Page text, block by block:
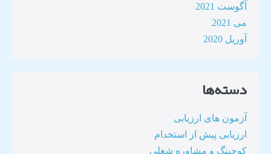
آگوست 2021
می 2021
آوریل 2020
دسته‌ها
آزمون های ارزیابی
ارزیابی پیش از استخدام
کوچینگ و مشاوره شغلی